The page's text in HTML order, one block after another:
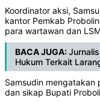
Koordinator aksi,
kantor Pemkab
para wartawan dan
BACA JUGA:Jurnalis
Hukum Terkait
Samsudin
dan sikap Bupati